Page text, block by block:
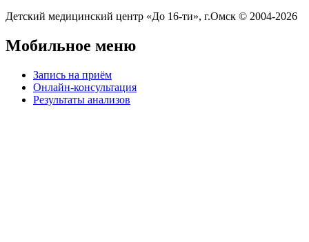
Детский медицинский центр «До 16-ти», г.Омск © 2004-2026
Мобильное меню
Запись на приём
Онлайн-консультация
Результаты анализов